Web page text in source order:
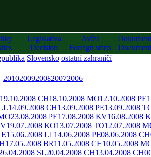
Legislativa
Decision
Avíza
Foreign starts
Slovensko ostatní zahraničí
20102009200820072006
19.10.2008 CH18.10.2008 MO12.10.2008 PE
14.09.2008 CH13.09.2008 PE13.09.2008
23.08.2008 PE17.08.2008 KV16.08.2008
19.07.2008 KO13.07.2008 TO12.07.2008
15.06.2008 LL14.06.2008 PE08.06.2008 CH
17.05.2008 BR11.05.2008 CH10.05.2008
26.04.2008 SL20.04.2008 CH13.04.2008 CH